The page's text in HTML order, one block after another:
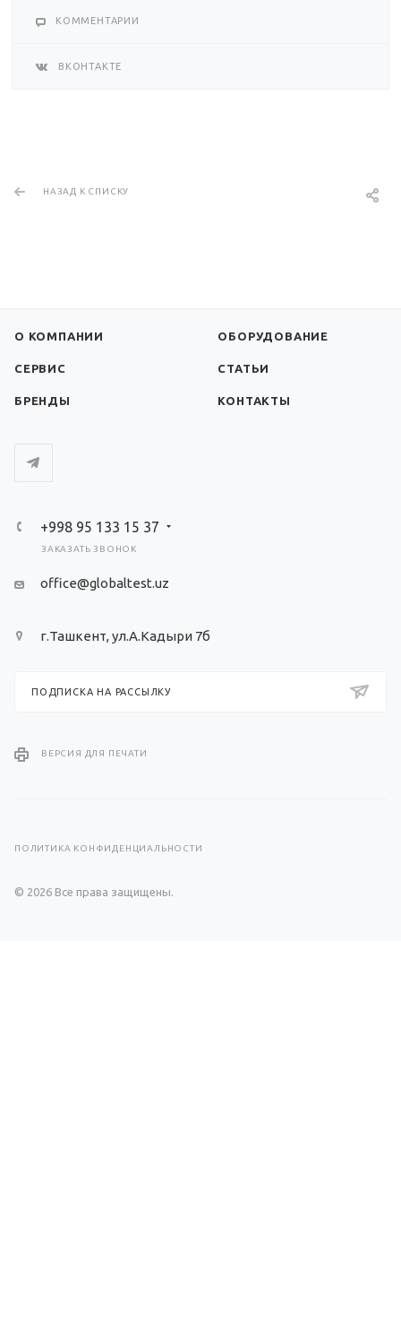
КОММЕНТАРИИ
ВКОНТАКТЕ
НАЗАД К СПИСКУ
О КОМПАНИИ ОБОРУДОВАНИЕ
СЕРВИС СТАТЬИ
БРЕНДЫ КОНТАКТЫ
+998 95 133 15 37
ЗАКАЗАТЬ ЗВОНОК
office@globaltest.uz
г.Ташкент, ул.А.Кадыри 7б
ПОДПИСКА НА РАССЫЛКУ
ВЕРСИЯ ДЛЯ ПЕЧАТИ
ПОЛИТИКА КОНФИДЕНЦИАЛЬНОСТИ
© 2026 Все права защищены.